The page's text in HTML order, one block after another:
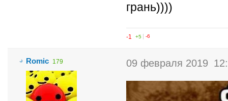
грань))))
-1 +5 -6
Romic 179 09 февраля 2019